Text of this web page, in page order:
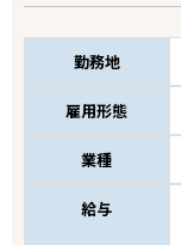
勤務地
雇用形態
業種
給与